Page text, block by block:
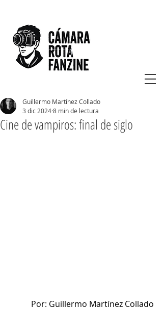
Cine de vampiros: final de siglo
Guillermo Martínez Collado
3 dic 20248 min de lectura
Por: Guillermo Martínez Collado